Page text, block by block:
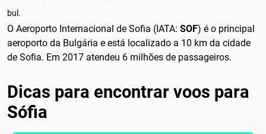
bul.
O Aeroporto Internacional de Sofia (IATA: SOF) é o principal
aeroporto da Bulgária e está localizado a 10 km da cidade
de Sofia. Em 2017 atendeu 6 milhões de passageiros.
Dicas para encontrar voos para
Sófia